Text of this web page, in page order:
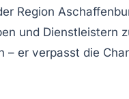
Region
und Dienstleistern
er verpasst die